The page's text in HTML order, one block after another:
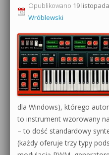
Opublikowano 19
Wróblewski
dla Windows), którego
to instrument wzorowany
– to dość standardowy
(każdy oferuje trzy typy